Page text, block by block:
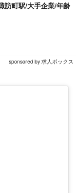
訪町駅/大手企業/年齢
sponsored by 求人ボックス